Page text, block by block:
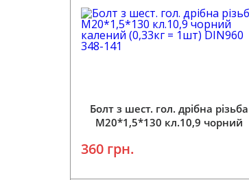
Болт з шест. гол. дрібна різьба
M20*1,5*130 кл.10,9 чорний
360 грн.